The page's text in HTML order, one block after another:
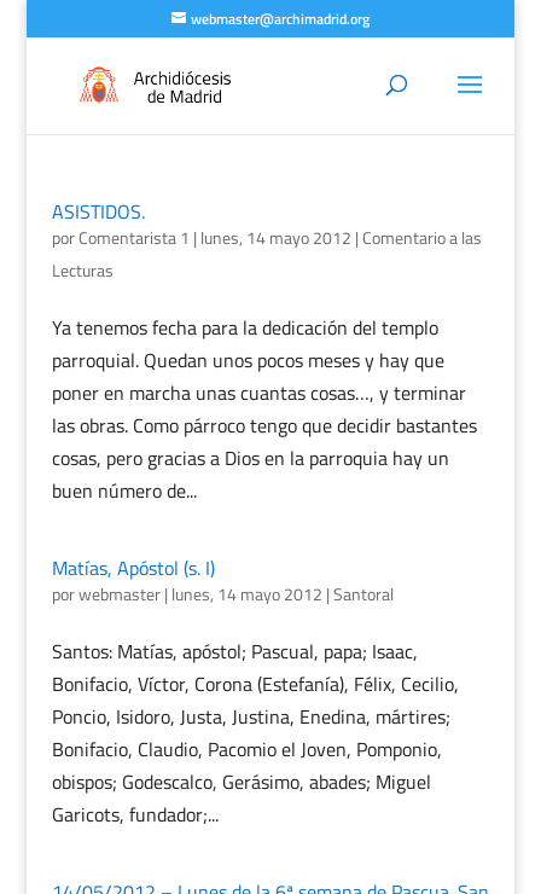
webmaster@archimadrid.org
ASISTIDOS.
porComentarista 1 | lunes, 14 mayo 2012 |Comentario a las
Lecturas
Ya tenemos fecha para la dedicación del templo
parroquial. Quedan unos pocos meses y hay que
poner en marcha unas cuantas cosas…, y terminar
las obras. Como párroco tengo que decidir bastantes
cosas, pero gracias a Dios en la parroquia hay un
buen número de...
Matías, Apóstol (s. I)
porwebmaster| lunes, 14 mayo 2012 |Santoral
Santos: Matías, apóstol; Pascual, papa; Isaac,
Bonifacio, Víctor, Corona (Estefanía), Félix, Cecilio,
Poncio, Isidoro, Justa, Justina, Enedina, mártires;
Bonifacio, Claudio, Pacomio el Joven, Pomponio,
obispos; Godescalco, Gerásimo, abades; Miguel
Garicots, fundador;...